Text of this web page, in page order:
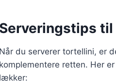
Serveringstips
Når du serverer tortellini, er
komplementere retten. Her
lækker: